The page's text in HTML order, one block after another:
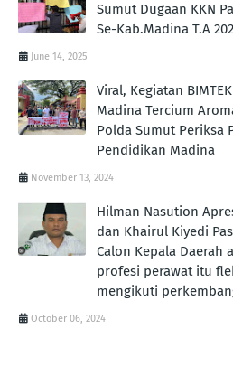
Sumut Dugaan KKN
Se-Kab.Madina T.A
June 14, 2025
Viral, Kegiatan
Madina Tercium
Polda Sumut Periksa
Pendidikan Madina
November 13, 2024
Hilman Nasution
dan Khairul Kiyedi
Calon Kepala Daerah
profesi perawat itu
mengikuti
October 06, 2024